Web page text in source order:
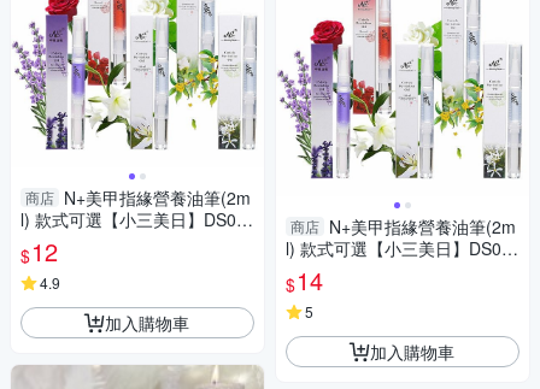
商店 N+美甲指緣營養油筆(2m
l) 款式可選【小三美日】DS02
1049
$12
4.9
加入購物車
商店 N+美甲指緣營養油筆(2m
l) 款式可選【小三美日】DS02
1049
$14
5
加入購物車